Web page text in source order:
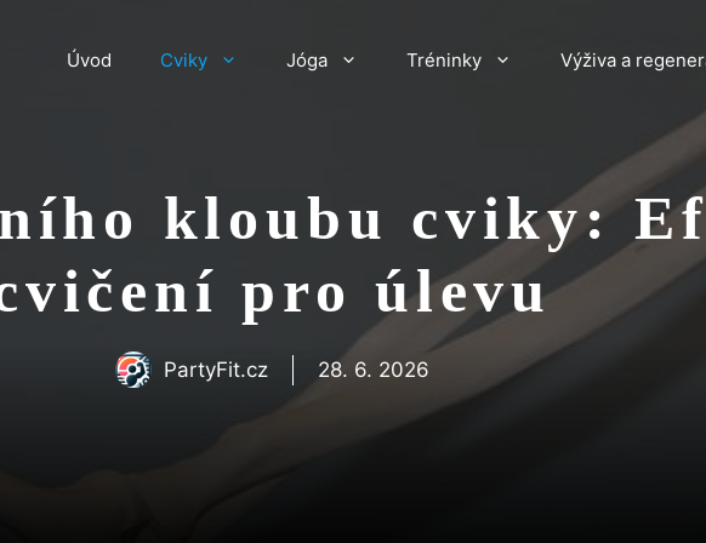
Úvod Cviky Jóga Tréninky Výživa a
kloubu cviky:
pro úlevu
PartyFit.cz 28. 6. 2026